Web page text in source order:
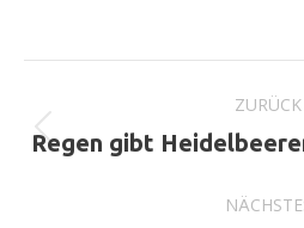
ZURÜCK
Regen gibt